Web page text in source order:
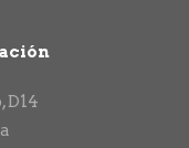
D14